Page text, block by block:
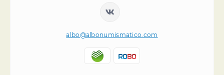
albo@albonumismatico.com